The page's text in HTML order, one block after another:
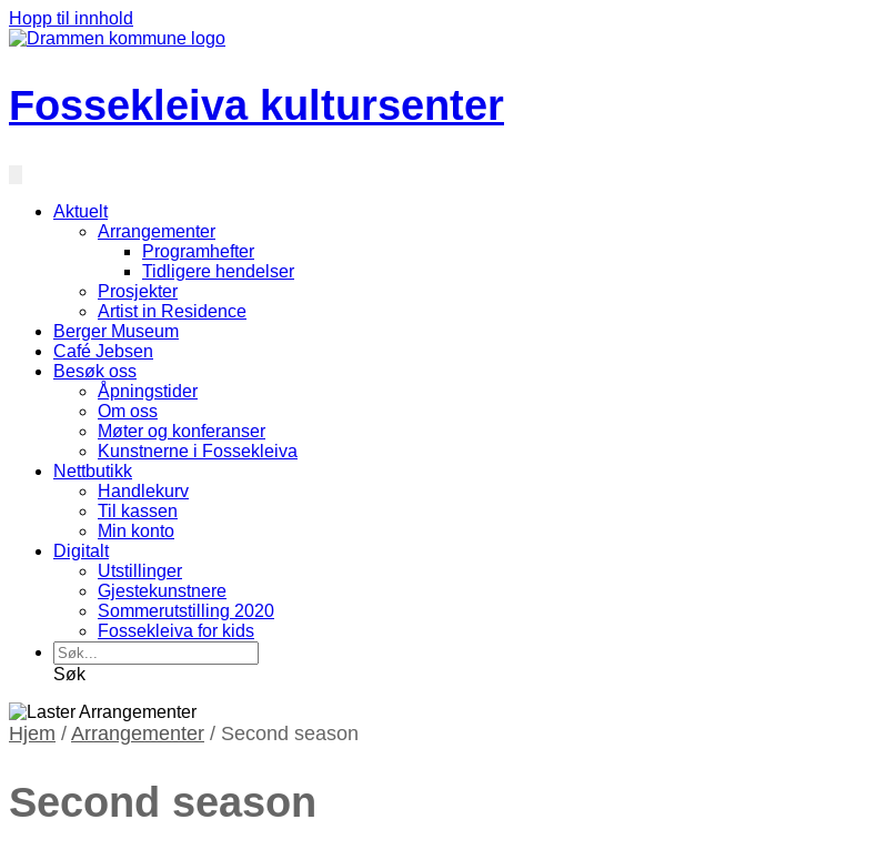
Hopp til innhold
Fossekleiva kultursenter
Aktuelt
Arrangementer
Programhefter
Tidligere hendelser
Prosjekter
Artist in Residence
Berger Museum
Café Jebsen
Besøk oss
Åpningstider
Om oss
Møter og konferanser
Kunstnerne i Fossekleiva
Nettbutikk
Handlekurv
Til kassen
Min konto
Digitalt
Utstillinger
Gjestekunstnere
Sommerutstilling 2020
Fossekleiva for kids
Søk
Hjem / Arrangementer / Second season
Second season